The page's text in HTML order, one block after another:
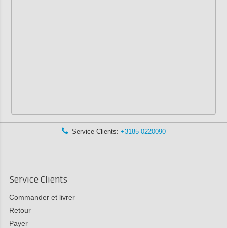
Service Clients: +3185 0220090
Service Clients
Commander et livrer
Retour
Payer